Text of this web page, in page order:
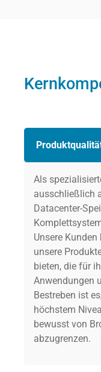
Als
ausschließlich
Datacenter-
Unsere
unsere
bieten, die für
Anwendungen
Bestreben ist
höchstem
bewusst von
abzugrenzen.